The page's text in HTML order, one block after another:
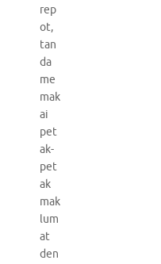
rep
ot,
tan
da
me
mak
ai
pet
ak-
pet
ak
mak
lum
at
den